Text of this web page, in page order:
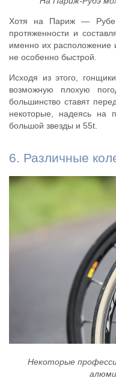
Хотя на Париж — Рубе
протяженности и
именно их расположение
не особенно быстрой.
Исходя из этого,
возможную плохую
большинство ставят
некоторые, надеясь на
большой звезды и 55t.
6. Различные
Некоторые